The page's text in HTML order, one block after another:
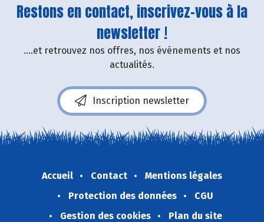
Restons en contact, inscrivez-vous à la
newsletter !
....et retrouvez nos offres, nos événements et nos
actualités.
Inscription newsletter
Accueil Contact
Mentions légales
Protection des données
CGU
Gestion des cookies
Plan du site